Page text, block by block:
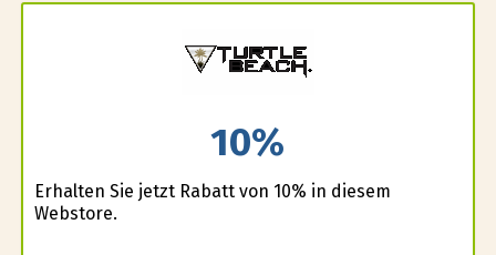
10%
Erhalten Sie jetzt Rabatt von 10% in diesem
Webstore.